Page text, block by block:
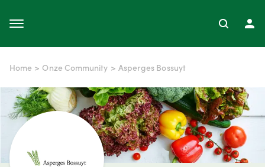
Home > Onze Community > Asperges Bossuyt